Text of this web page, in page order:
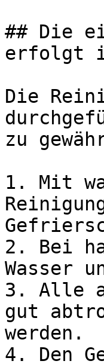
## Die
erfolgt
Die
zu
1. Mit
2. Bei
Wasser
3. Alle
gut
werden.
4. Den